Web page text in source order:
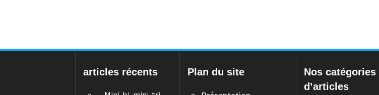
articles récents Plan du site
Nos catégories
d’articles